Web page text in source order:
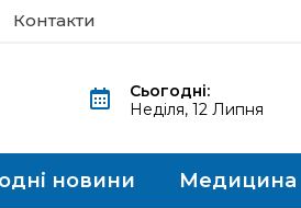
Контакти
Сьогодні:
Неділя, 12 Липня
новини Медицина